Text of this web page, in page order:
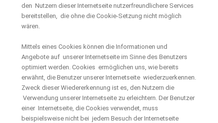
den Nutzern dieser Internetseite nutzerfreundlichere Services
bereitstellen, die ohne die Cookie-Setzung nicht möglich
wären.
Mittels eines Cookies können die Informationen und
Angebote auf unserer Internetseite im Sinne des Benutzers
optimiert werden. Cookies ermöglichen uns, wie bereits
erwähnt, die Benutzer unserer Internetseite wiederzuerkennen.
Zweck dieser Wiedererkennung ist es, den Nutzern die
Verwendung unserer Internetseite zu erleichtern. Der Benutzer
einer Internetseite, die Cookies verwendet, muss
beispielsweise nicht bei jedem Besuch der Internetseite